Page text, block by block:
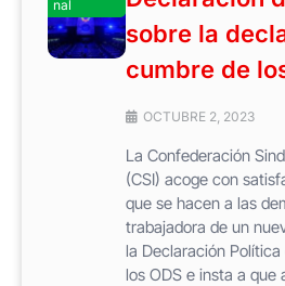
nal
sobre la
cumbre de
OCTUBRE 2, 2023
La Confederación
(CSI) acoge con
que se hacen a las
trabajadora de un
la Declaración
los ODS e insta a que